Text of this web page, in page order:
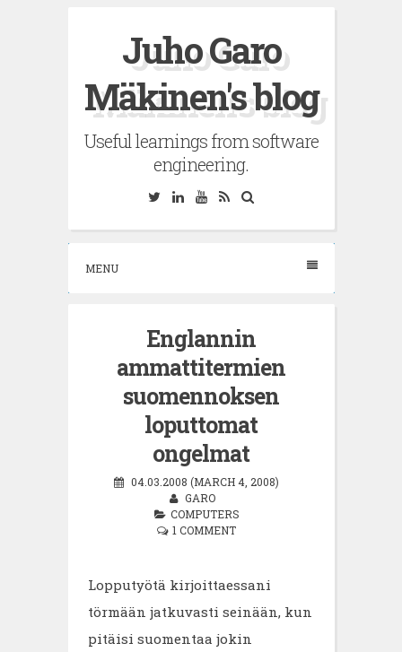
Juho Garo
Mäkinen's blog
Useful learnings from software
engineering.
TwitterLinkedinYouTube
RSS
MENU
Englannin
ammattitermien
suomennoksen
loputtomat
ongelmat
04.03.2008 (MARCH 4, 2008)
GARO
COMPUTERS
1 COMMENT
Lopputyötä kirjoittaessani
törmään jatkuvasti seinään, kun
pitäisi suomentaa jokin